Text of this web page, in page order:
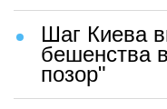
Шаг Киева
бешенства
позор"